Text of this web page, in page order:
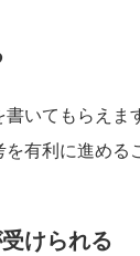
いてもらえ
有利に進める
けられる